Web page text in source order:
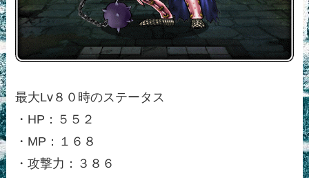
最大Lv８０時のステータス
・HP：５５２
・MP：１６８
・攻撃力：３８６